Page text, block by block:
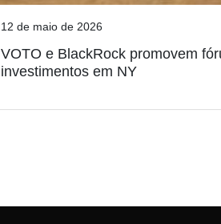
12 de maio de 2026
VOTO e BlackRock promovem
investimentos em NY